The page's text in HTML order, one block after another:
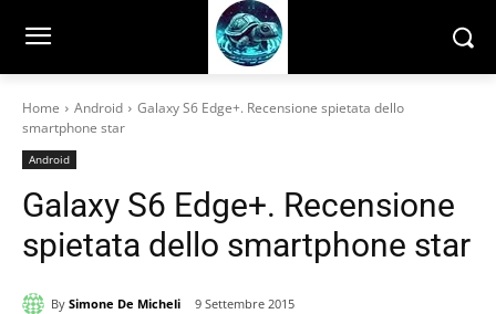
Home Android
Galaxy S6 Edge+. Recensione spietata dello
smartphone star
Android
Galaxy S6 Edge+. Recensione
spietata dello smartphone star
By Simone De Micheli 9 Settembre 2015